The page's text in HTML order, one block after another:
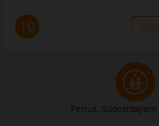
10
Petrus, Südostbayern